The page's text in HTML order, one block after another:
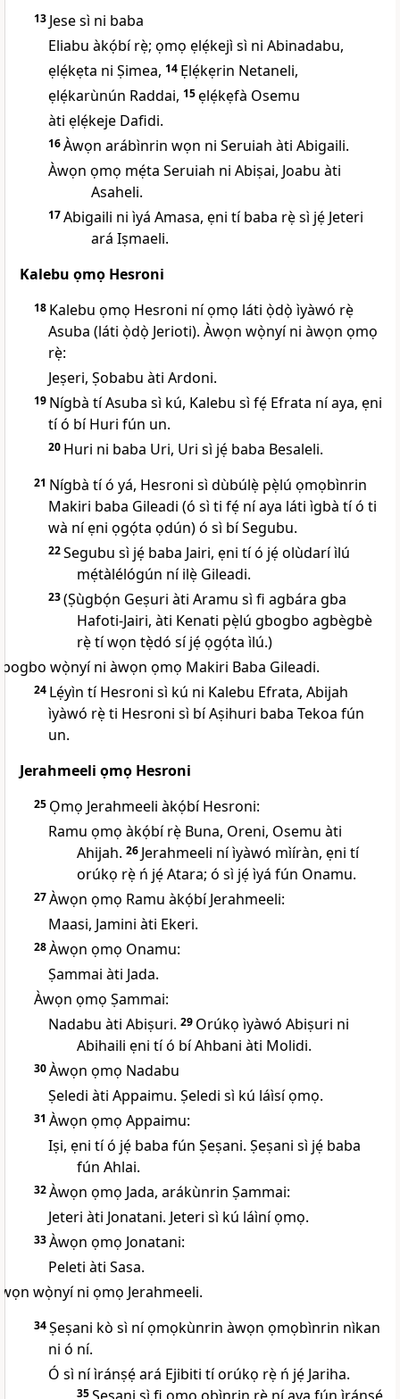
13 Jese sì ni baba
Eliabu àkọ́bí rẹ̀; ọmọ ẹlẹ́kejì sì ni Abinadabu,
ẹlẹ́kẹta ni Ṣimea, 14 Ẹlẹ́kẹrin Netaneli,
ẹlẹ́karùnún Raddai, 15ẹlẹ́kẹfà Osemu
àti ẹlẹ́keje Dafidi.
16Àwọn arábìnrin wọn ni Seruiah àti Abigaili.
Àwọn ọmọ mẹ́ta Seruiah ni Abiṣai, Joabu àti
Asaheli.
17Abigaili ni ìyá Amasa, ẹni tí baba rẹ̀ sì jẹ́ Jeteri
ará Iṣmaeli.
Kalebu ọmọ Hesroni
18 Kalebu ọmọ Hesroni ní ọmọ láti ọ̀dọ̀ ìyàwó rẹ̀
Asuba (láti ọ̀dọ̀ Jerioti). Àwọn wọ̀nyí ni àwọn ọmọ
rẹ̀:
Jeṣeri, Ṣobabu àti Ardoni.
19 Nígbà tí Asuba sì kú, Kalebu sì fẹ́ Efrata ní aya, ẹni
tí ó bí Huri fún un.
20 Huri ni baba Uri, Uri sì jẹ́ baba Besaleli.
21 Nígbà tí ó yá, Hesroni sì dùbúlẹ̀ pẹ̀lú ọmọbìnrin
Makiri baba Gileadi (ó sì ti fẹ́ ní aya láti ìgbà tí ó ti
wà ní ẹni ọgọ́ta ọdún) ó sì bí Segubu.
22Segubu sì jẹ́ baba Jairi, ẹni tí ó jẹ́ olùdarí ìlú
mẹ́tàlélógún ní ilẹ̀ Gileadi.
23(Ṣùgbọ́n Geṣuri àti Aramu sì fi agbára gba
Hafoti-Jairi, àti Kenati pẹ̀lú gbogbo agbègbè
rẹ̀ tí wọn tẹ̀dó sí jẹ́ ọgọ́ta ìlú.)
wọ̀nyí ni àwọn ọmọ Makiri Baba Gileadi.
24 Lẹ́yìn tí Hesroni sì kú ni Kalebu Efrata, Abijah
ìyàwó rẹ̀ ti Hesroni sì bí Aṣihuri baba Tekoa fún
un.
Jerahmeeli ọmọ Hesroni
25 Ọmọ Jerahmeeli àkọ́bí Hesroni:
Ramu ọmọ àkọ́bí rẹ̀ Buna, Oreni, Osemu àti
Ahijah. 26 Jerahmeeli ní ìyàwó mìíràn, ẹni tí
orúkọ rẹ̀ ń jẹ́ Atara; ó sì jẹ́ ìyá fún Onamu.
27Àwọn ọmọ Ramu àkọ́bí Jerahmeeli:
Maasi, Jamini àti Ekeri.
28Àwọn ọmọ Onamu:
Ṣammai àti Jada.
Àwọn ọmọ Ṣammai:
Nadabu àti Abiṣuri. 29 Orúkọ ìyàwó Abiṣuri ni
Abihaili ẹni tí ó bí Ahbani àti Molidi.
30Àwọn ọmọ Nadabu
Ṣeledi àti Appaimu. Ṣeledi sì kú láìsí ọmọ.
31 Àwọn ọmọ Appaimu:
Iṣi, ẹni tí ó jẹ́ baba fún Ṣeṣani. Ṣeṣani sì jẹ́ baba
fún Ahlai.
32Àwọn ọmọ Jada, arákùnrin Ṣammai:
Jeteri àti Jonatani. Jeteri sì kú láìní ọmọ.
33Àwọn ọmọ Jonatani:
Peleti àti Sasa.
wọ̀nyí ni ọmọ Jerahmeeli.
34Ṣeṣani kò sì ní ọmọkùnrin àwọn ọmọbìnrin nìkan
ni ó ní.
Ó sì ní ìránṣẹ́ ará Ejibiti tí orúkọ rẹ̀ ń jẹ́ Jariha.
35